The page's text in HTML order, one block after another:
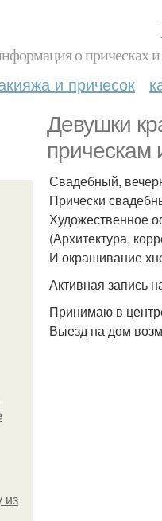
о прическах
и причесок
Девушки
прическам
из
Свадебный,
Прически
Художественное
(Архитектура,
И окрашивание
Активная запись
Принимаю в
Выезд на дом